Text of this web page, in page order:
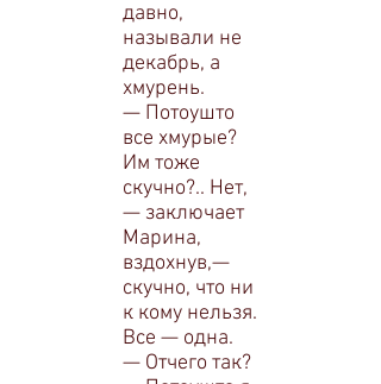
давно,
называли не
декабрь, а
хмурень.
— Потоушто
все хмурые?
Им тоже
скучно?.. Нет,
— заключает
Марина,
вздохнув,—
скучно, что ни
к кому нельзя.
Все — одна.
— Отчего так?